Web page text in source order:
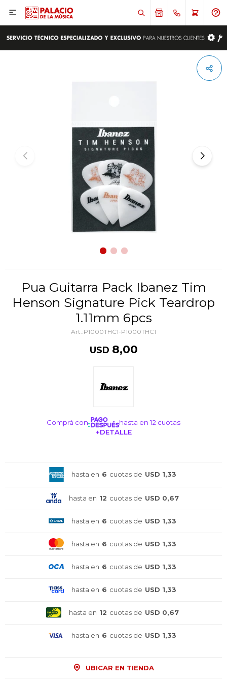

Pua Guitarra Pack Ibanez Tim
Henson Signature Pick Teardrop
1.11mm 6pcs
P1000THC1-P1000THC1
USD 8,00
Comprá con
hasta en 12 cuotas
+DETALLE
hasta en 6 cuotas de USD 1,33
hasta en 12 cuotas de USD 0,67
hasta en 6 cuotas de USD 1,33
hasta en 6 cuotas de USD 1,33
hasta en 6 cuotas de USD 1,33
hasta en 6 cuotas de USD 1,33
hasta en 12 cuotas de USD 0,67
hasta en 6 cuotas de USD 1,33
UBICAR EN TIENDA
Comprá en 3 cuotas sin recargo o hasta en
Comprá en 3 cuotas sin recargo o hasta en
Comprá en 3 cuotas sin recargo o hasta en